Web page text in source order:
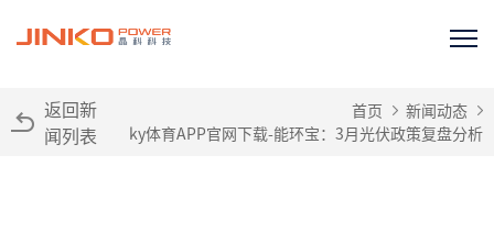
返回新
闻列表
首页
新闻动态
ky体育APP官网下载-能环宝：3月光伏政策复盘分析